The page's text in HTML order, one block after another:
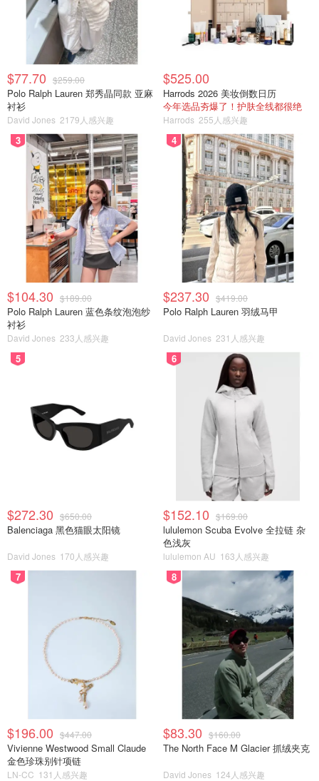
$77.70 $259.00
Polo Ralph Lauren 郑秀晶同款 亚麻
衬衫
David Jones 2179人感兴趣
$525.00
Harrods 2026 美妆倒数日历
今年选品夯爆了！护肤全线都很绝
Harrods 255人感兴趣
3
$104.30 $189.00
Polo Ralph Lauren 蓝色条纹泡泡纱
衬衫
David Jones 233人感兴趣
4
$237.30 $419.00
Polo Ralph Lauren 羽绒马甲
David Jones 231人感兴趣
5
$272.30 $650.00
Balenciaga 黑色猫眼太阳镜
David Jones 170人感兴趣
6
$152.10 $169.00
lululemon Scuba Evolve 全拉链 杂
色浅灰
lululemon AU 163人感兴趣
7
$196.00 $447.00
Vivienne Westwood Small Claude
金色珍珠别针项链
LN-CC 131人感兴趣
8
$83.30 $160.00
The North Face M Glacier 抓绒夹克
David Jones 124人感兴趣